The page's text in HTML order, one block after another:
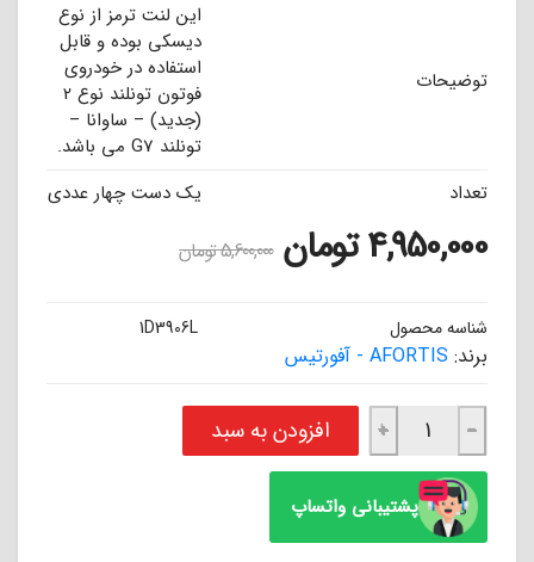
توضیحات
این لنت ترمز از نوع
دیسکی بوده و قابل
استفاده در خودروی
فوتون تونلند نوع 2
(جدید) – ساوانا –
تونلند G7 می باشد.
تعداد
یک دست چهار عددی
4,950,000تومان 5,600,000تومان
شناسه محصول 1D3906L
برند: AFORTIS - آفورتیس
لنت ترمز جلو فوتون تونلند نوع 2 (جدید) - ساوانا - تونلند G7 آفورتیس AFORTIS عدد
−
+ افزودن به سبد
پشتیبانی واتساپ